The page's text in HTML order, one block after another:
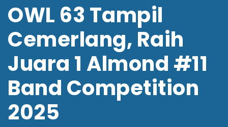
OWL 63 Tampil
Cemerlang, Raih
Juara 1 Almond #11
Band Competition
2025